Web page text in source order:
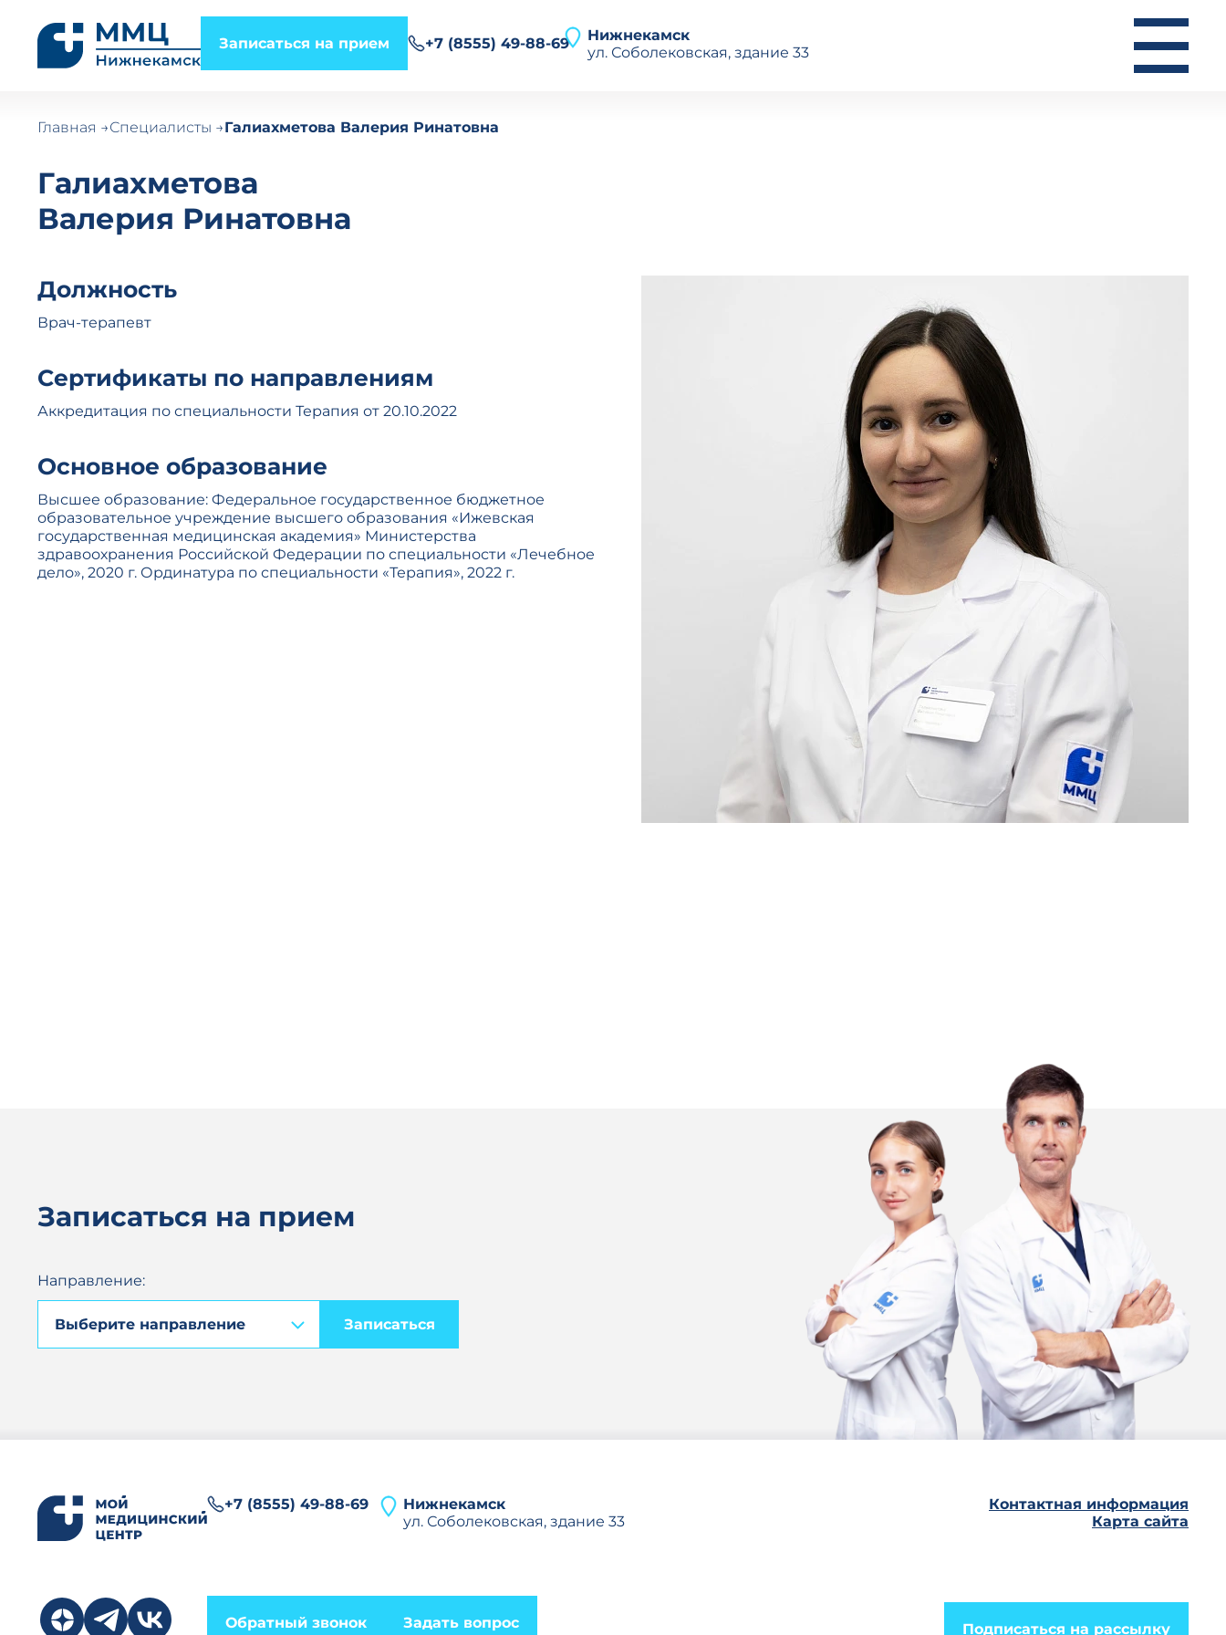
Записаться на прием +7 (8555) 49-88-69
Нижнекамск
ул. Соболековская, здание 33
Главная Специалисты Галиахметова Валерия Ринатовна
Галиахметова
Валерия Ринатовна
Должность
Врач-терапевт
Сертификаты по направлениям
Аккредитация по специальности Терапия от 20.10.2022
Основное образование
Высшее образование: Федеральное государственное бюджетное
образовательное учреждение высшего образования «Ижевская
государственная медицинская академия» Министерства
здравоохранения Российской Федерации по специальности «Лечебное
дело», 2020 г. Ординатура по специальности «Терапия», 2022 г.
Записаться на прием
Направление:
Записаться
+7 (8555) 49-88-69
Обратный звонок
Нижнекамск
ул. Соболековская, здание 33
Задать вопрос
Контактная информация
Карта сайта
Подписаться на рассылку